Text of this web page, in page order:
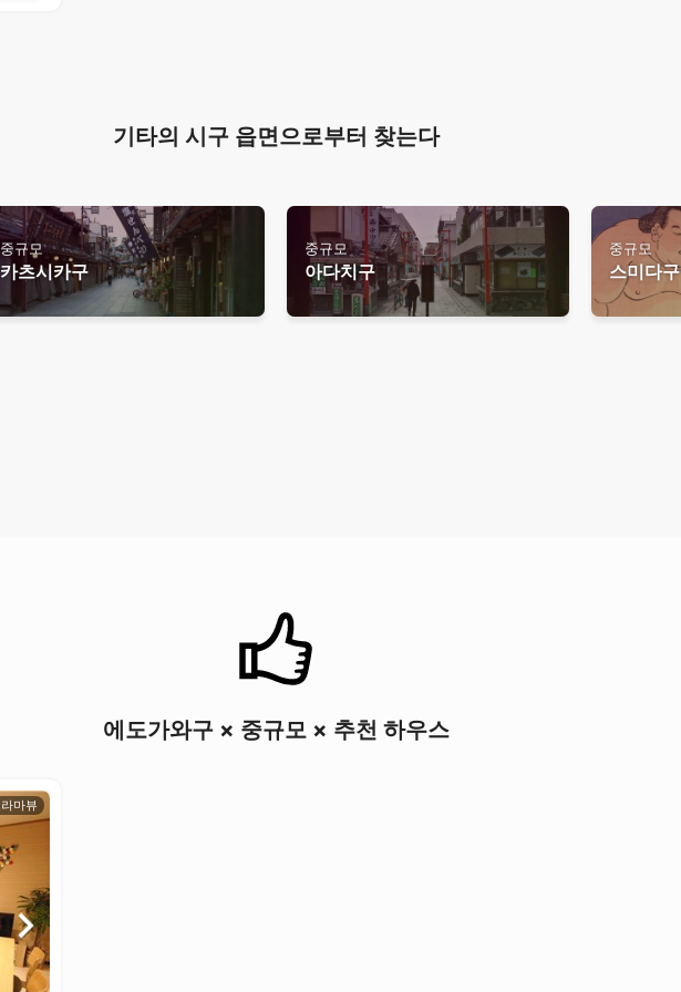
기타의 시구 읍면으로부터 찾는다
중규모
카츠시카구
중규모
아다치구
중규모
스미다구
에도가와구 × 중규모 × 추천 하우스